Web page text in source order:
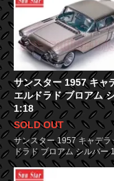
サンスター 1957 キャ
エルドラド ブロアム
1:18
SOLD OUT
サンスター 1957 キャデラ
ドラド ブロアム シルバー